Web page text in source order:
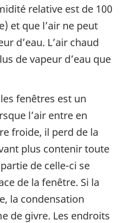
relative est de 100
et que l’air ne peut
d’eau. L’air chaud
de vapeur d’eau que
fenêtres est un
l’air entre en
froide, il perd de la
plus contenir toute
de celle-ci se
de la fenêtre. Si la
la condensation
de givre. Les endroits